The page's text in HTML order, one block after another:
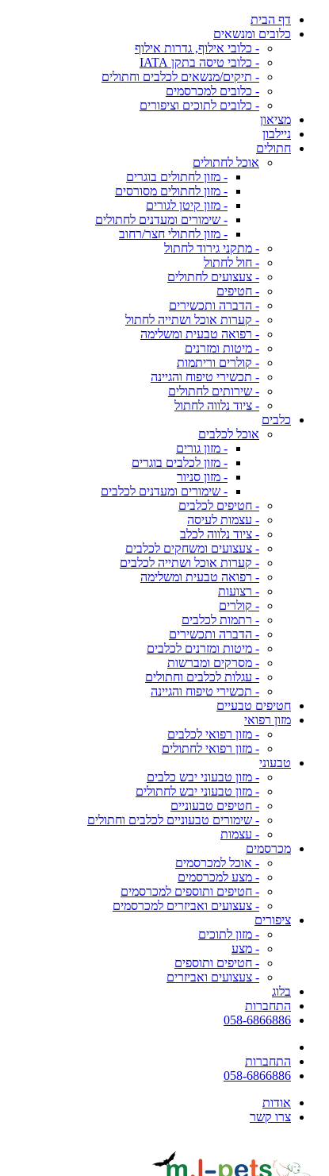
דף הבית
כלובים ומנשאים
- כלובי אילוף, גדרות אילוף
- כלובי טיסה בתקן IATA
- תיקים/מנשאים לכלבים וחתולים
- כלובים למכרסמים
- כלובים לתוכים וציפורים
מציאון
ניילבון
חתולים
אוכל לחתולים
- מזון לחתולים בוגרים
- מזון לחתולים מסורסים
- מזון קיטן לגורים
- שימורים ומעדנים לחתולים
- מזון לחתולי חצר/רחוב
- מתקני גירוד לחתול
- חול לחתול
- צעצועים לחתולים
- חטיפים
- הדברה ותכשירים
- קערות אוכל ושתייה לחתול
- רפואה טבעית ומשלימה
- מיטות ומזרנים
- קולרים וריתמות
- תכשירי טיפוח והגיינה
- שירותים לחתולים
- ציוד נלווה לחתול
כלבים
אוכל לכלבים
- מזון גורים
- מזון לכלבים בוגרים
- מזון סניור
- שימורים ומעדנים לכלבים
- חטיפים לכלבים
- עצמות לעיסה
- ציוד נלווה לכלב
- צעצועים ומשחקים לכלבים
- קערות אוכל ושתייה לכלבים
- רפואה טבעית ומשלימה
- רצועות
- קולרים
- רתמות לכלבים
- הדברה ותכשירים
- מיטות ומזרנים לכלבים
- מסרקים ומברשות
- עגלות לכלבים וחתולים
- תכשירי טיפוח והגיינה
חטיפים טבעיים
מזון רפואי
- מזון רפואי לכלבים
- מזון רפואי לחתולים
טבעוני
- מזון טבעוני יבש כלבים
- מזון טבעוני יבש לחתולים
- חטיפים טבעוניים
- שימורים טבעוניים לכלבים וחתולים
- עצמות
מכרסמים
- אוכל למכרסמים
- מצע למכרסמים
- חטיפים ותוספים למכרסמים
- צעצועים ואביזרים למכרסמים
ציפורים
- מזון לתוכים
- מצע
- חטיפים ותוספים
- צעצועים ואביזרים
בלוג
התחברות
058-6866886
התחברות
058-6866886
אודות
צרו קשר